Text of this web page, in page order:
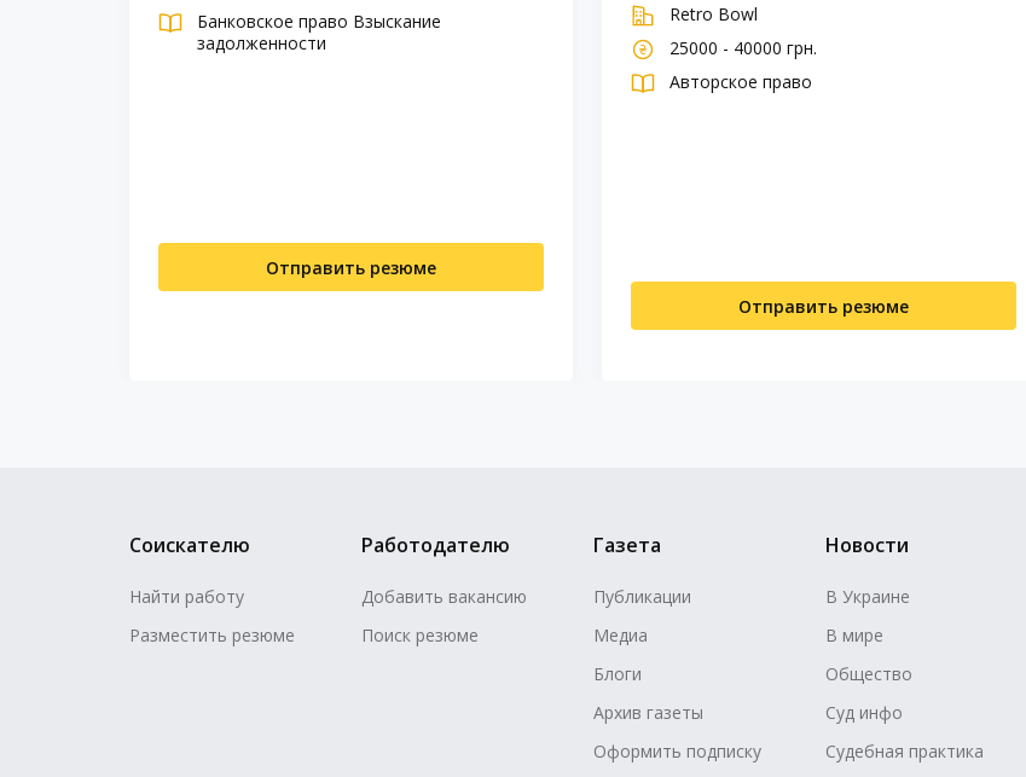
Банковское право Взыскание
задолженности
Отправить резюме
Retro Bowl
25000 - 40000 грн.
Авторское право
Отправить резюме
Соискателю
Найти работу
Разместить резюме
Работодателю
Добавить вакансию
Поиск резюме
Газета
Публикации
Медиа
Блоги
Архив газеты
Оформить подписку
Новости
В Украине
В мире
Общество
Суд инфо
Судебная практика